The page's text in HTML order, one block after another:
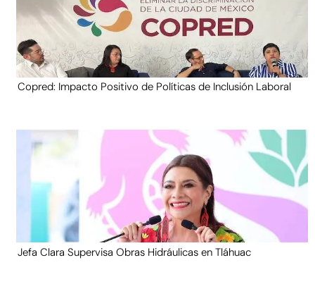
Copred: Impacto Positivo de Políticas de Inclusión Laboral
Jefa Clara Supervisa Obras Hidráulicas en Tláhuac